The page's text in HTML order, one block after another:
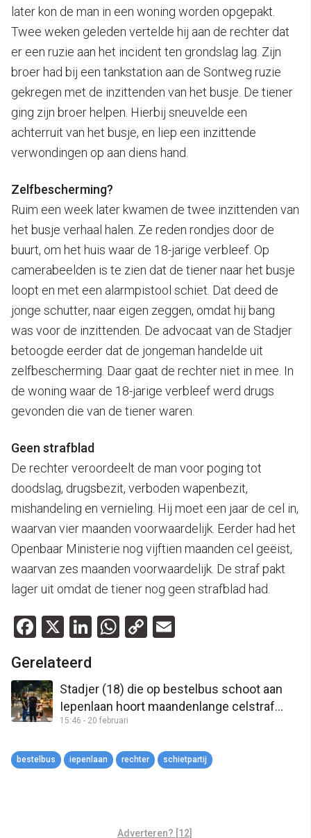
later kon de man in een woning worden opgepakt.
Twee weken geleden vertelde hij aan de rechter dat
er een ruzie aan het incident ten grondslag lag. Zijn
broer had bij een tankstation aan de Sontweg ruzie
gekregen met de inzittenden van het busje. De tiener
ging zijn broer helpen. Hierbij sneuvelde een
achterruit van het busje, en liep een inzittende
verwondingen op aan diens hand.
Zelfbescherming?
Ruim een week later kwamen de twee inzittenden van
het busje verhaal halen. Ze reden rondjes door de
buurt, om het huis waar de 18-jarige verbleef. Op
camerabeelden is te zien dat de tiener naar het busje
loopt en met een alarmpistool schiet. Dat deed de
jonge schutter, naar eigen zeggen, omdat hij bang
was voor de inzittenden. De advocaat van de Stadjer
betoogde eerder dat de jongeman handelde uit
zelfbescherming. Daar gaat de rechter niet in mee. In
de woning waar de 18-jarige verbleef werd drugs
gevonden die van de tiener waren.
Geen strafblad
De rechter veroordeelt de man voor poging tot
doodslag, drugsbezit, verboden wapenbezit,
mishandeling en vernieling. Hij moet een jaar de cel in,
waarvan vier maanden voorwaardelijk. Eerder had het
Openbaar Ministerie nog vijftien maanden cel geëist,
waarvan zes maanden voorwaardelijk. De straf pakt
lager uit omdat de tiener nog geen strafblad had.
Facebook
X LinkedIn
WhatsApp
Copy
Gerelateerd
Stadjer (18) die op bestelbus schoot aan
Iepenlaan hoort maandenlange celstraf
eisen
15:46 - 20 februari
bestelbus iepenlaan rechter schietpartij
Adverteren? [12]